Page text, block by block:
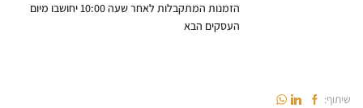
הזמנות המתקבלות לאחר שעה 10:00 יחושבו מיום
העסקים הבא
שיתוף: